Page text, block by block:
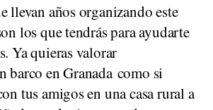
llevan años organizando este
los que tendrás para ayudarte
Ya quieras valorar
barco en Granada como si
tus amigos en una casa rural a